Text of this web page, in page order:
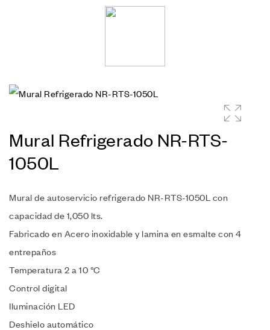
Mural Refrigerado NR-RTS-
1050L
Mural de autoservicio refrigerado NR-RTS-1050L con
capacidad de 1,050 lts.
Fabricado en Acero inoxidable y lamina en esmalte con 4
entrepaños
Temperatura 2 a 10 °C
Control digital
Iluminación LED
Deshielo automático